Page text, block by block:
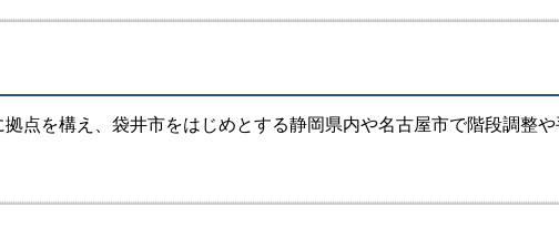
点を構え、袋井市をはじめとする静岡県内や名古屋市で階段調整